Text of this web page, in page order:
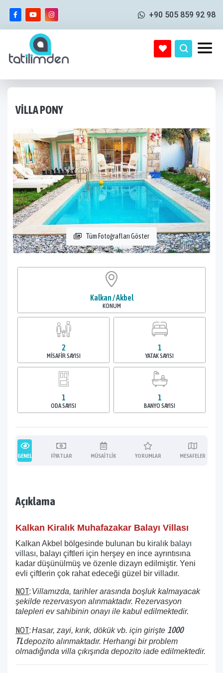
+90 505 859 92 98
VILLA PONY
Tüm Fotoğrafları Göster
Kalkan / Akbel
KONUM
2
MISAFIR SAYISI
1
YATAK SAYISI
1
ODA SAYISI
1
BANYO SAYISI
GENEL FIYATLAR MÜSAITLIK YORUMLAR MESAFELER
Açıklama
Kalkan Kiralık Muhafazakar Balayı Villası
Kalkan Akbel bölgesinde bulunan bu kiralık balayı
villası, balayı çiftleri için herşey en ince ayrıntısına
kadar düşünülmüş ve özenle dizayn edilmiştir. Yeni
evli çiftlerin çok rahat edeceği güzel bir villadır.
NOT: Villamızda, tarihler arasında boşluk kalmayacak
şekilde rezervasyon alınmaktadır. Rezervasyon
talepleri ev sahibinin onayı ile kabul edilmektedir.
NOT:Hasar, zayi, kırık, dökük vb. için girişte 1000
TLdepozito alınmaktadır. Herhangi bir problem
olmadığında villa çıkışında depozito iade edilmektedir.